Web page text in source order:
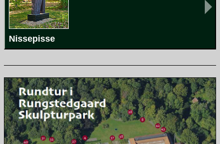
Nissepisse